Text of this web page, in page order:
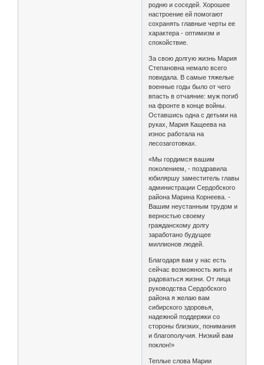
родню и соседей. Хорошее
настроение ей помогают
сохранять главные черты ее
характера - оптимизм и
спокойствие.
За свою долгую жизнь Мария
Степановна немало всего
повидала. В самые тяжелые
военные годы было от чего
впасть в отчаяние: муж погиб
на фронте в конце войны.
Оставшись одна с детьми на
руках, Мария Кащеева на
износ работала на
лесозаготовках.
«Мы гордимся вашим
поколением, - поздравила
юбиляршу заместитель главы
администрации Сердобского
района Марина Корнеева. -
Вашим неустанным трудом и
верностью своему
гражданскому долгу
заработано будущее
миллионов людей.
Благодаря вам у нас есть
сейчас возможность жить и
радоваться жизни. От лица
руководства Сердобского
района я желаю вам
сибирского здоровья,
надежной поддержки со
стороны близких, понимания
и благополучия. Низкий вам
поклон!»
Теплые слова Марии